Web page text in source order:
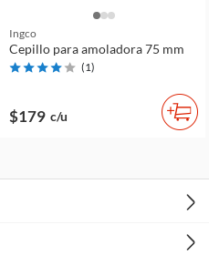
Ingco
Cepillo para amoladora 75 mm
(1)
$179 c/u